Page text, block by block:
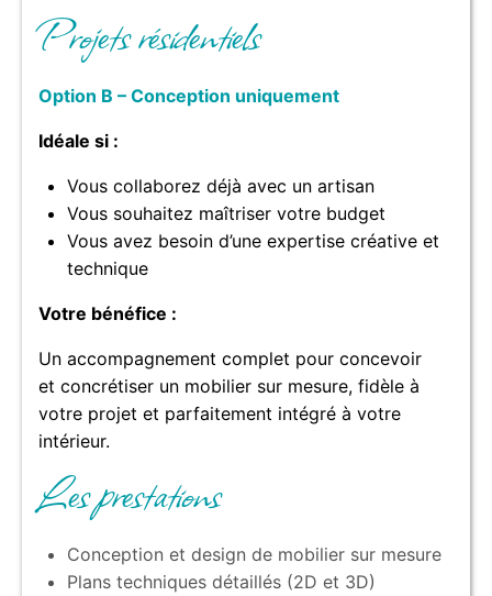
Projets résidentiels
Option B – Conception uniquement
Idéale si :
Vous collaborez déjà avec un artisan
Vous souhaitez maîtriser votre budget
Vous avez besoin d’une expertise créative et
technique
Votre bénéfice :
Un accompagnement complet pour concevoir
et concrétiser un mobilier sur mesure, fidèle à
votre projet et parfaitement intégré à votre
intérieur.
Les prestations
Conception et design de mobilier sur mesure
Plans techniques détaillés (2D et 3D)